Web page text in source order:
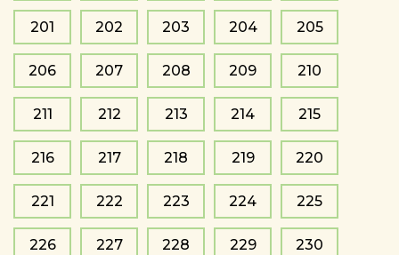
201 202 203 204 205
206 207 208 209 210
211 212 213 214 215
216 217 218 219 220
221 222 223 224 225
226 227 228 229 230